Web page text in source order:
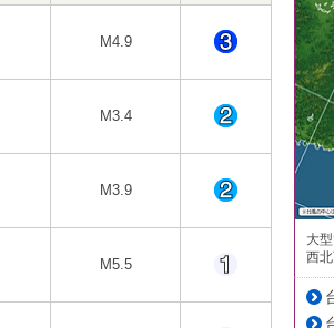
M4.9
M3.4
M3.9
M5.5
大
西